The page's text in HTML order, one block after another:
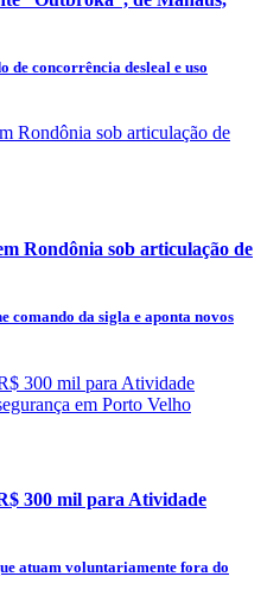
de concorrência desleal e uso
Rondônia sob articulação de
comando da sigla e aponta novos
300 mil para Atividade
atuam voluntariamente fora do